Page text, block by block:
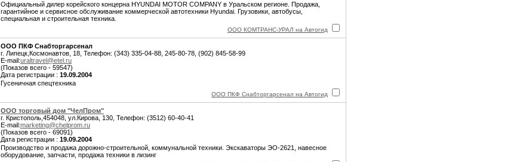
Официальный дилер корейского концерна HYUNDAI MOTOR COMPANY в Уральском регионе. Продажа,
гарантийное и сервисное обслуживание коммерческой автотехники Hyundai. Грузовики, автобусы,
специальная и строительная техника.
ООО КОМТРАНС-УРАЛ на Автогид
ООО ПКФ Снабторгарсенал
г. Липецк,Космонавтов, 18, Телефон: (343) 335-04-88, 245-80-78, (902) 845-58-99
E-mail:uraltravel@etel.ru
(Показов всего - 59547)
Дата регистрации : 19.09.2004
Гусеничная спецтехника
ООО ПКФ Снабторгарсенал на Автогид
ООО торговый дом "ЧелПром"
г. Кристополь,454048, ул.Кирова, 130, Телефон: (3512) 60-40-41
E-mail:marketing@chelprom.ru
(Показов всего - 69091)
Дата регистрации : 19.09.2004
Производство и продажа дорожно-строительной, коммунальной техники. Экскаваторы ЭО-2621, навесное
оборудование, запчасти, продажа техники в лизинг